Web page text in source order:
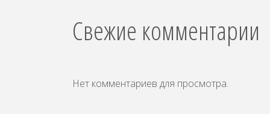
Свежие комментарии
Нет комментариев для просмотра.